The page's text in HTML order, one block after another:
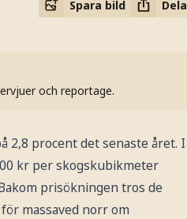
Spara bild Dela
och reportage.
2,8 procent det senaste året. I
kr per skogskubikmeter
prisökningen tros de
massaved norr om